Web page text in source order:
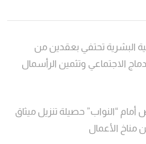
البشرية تحتفي بعقدين من
الاجتماعي وتثمين الرأسمال
“النواب” حصيلة تنزيل ميثاق
مناخ الأعمال